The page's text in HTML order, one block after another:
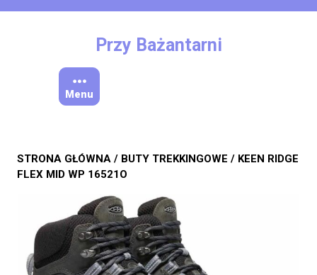
Przy Bażantarni
Menu
STRONA GŁÓWNA / BUTY TREKKINGOWE / KEEN RIDGE
FLEX MID WP 16521O